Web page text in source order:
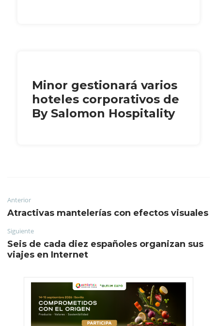
Minor gestionará varios
hoteles corporativos de
By Salomon Hospitality
Anterior
Atractivas mantelerías con efectos visuales
Siguiente
Seis de cada diez españoles organizan sus
viajes en Internet